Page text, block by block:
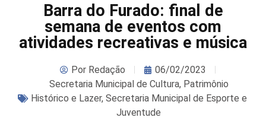
Barra do Furado: final de
semana de eventos com
atividades recreativas e música
PorRedação
06/02/2023
Secretaria Municipal de Cultura, Patrimônio
Histórico e Lazer, Secretaria Municipal de Esporte e
Juventude